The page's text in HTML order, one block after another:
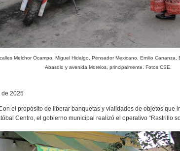
Melchor Ocampo, Miguel Hidalgo, Pensador Mexicano, Emilio
Abasolo y avenida Morelos, principalmente. Fotos CSE.
2025
el propósito de liberar banquetas y vialidades de objetos que
Centro, el gobierno municipal realizó el operativo “Rastrillo